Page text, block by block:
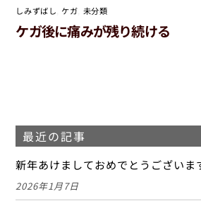
しみずばし ケガ 未分類
ケガ後に痛みが残り続ける
最近の記事
新年あけましておめでとうございま
2026年1月7日